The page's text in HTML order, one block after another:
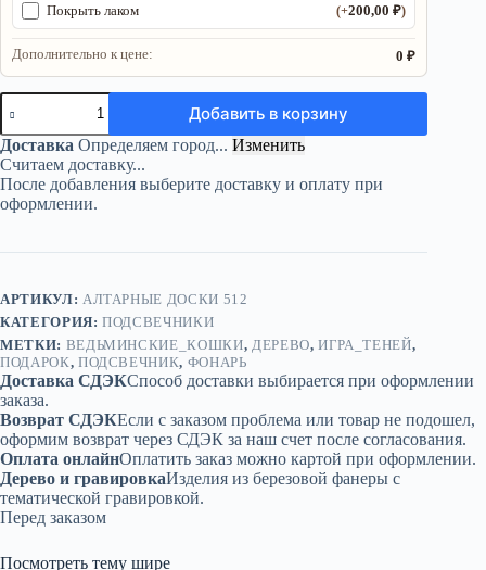
Покрыть лаком (+200,00₽)
Дополнительно к цене: 0 ₽
Количество
товара
Куб-
подсвечник
«Ведьминские
кошки»
—
Добавить в корзину
Доставка Определяем город... Изменить
Считаем доставку...
После добавления выберите доставку и оплату при
оформлении.
АРТИКУЛ: АЛТАРНЫЕ ДОСКИ 512
КАТЕГОРИЯ:ПОДСВЕЧНИКИ
МЕТКИ: ВЕДЬМИНСКИЕ_КОШКИ, ДЕРЕВО,ИГРА_ТЕНЕЙ,
ПОДАРОК, ПОДСВЕЧНИК, ФОНАРЬ
Доставка СДЭКСпособ доставки выбирается при оформлении
заказа.
Возврат СДЭКЕсли с заказом проблема или товар не подошел,
оформим возврат через СДЭК за наш счет после согласования.
Оплата онлайнОплатить заказ можно картой при оформлении.
Дерево и гравировкаИзделия из березовой фанеры с
тематической гравировкой.
Перед заказом
Посмотреть тему шире